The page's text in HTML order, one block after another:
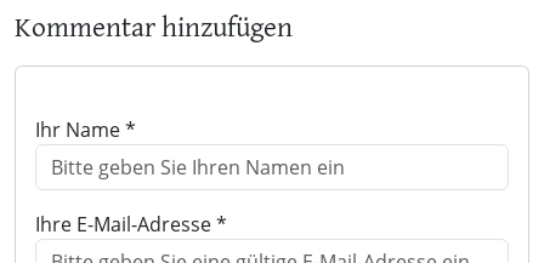
Kommentar hinzufügen
Ihr Name *
Ihre E-Mail-Adresse *